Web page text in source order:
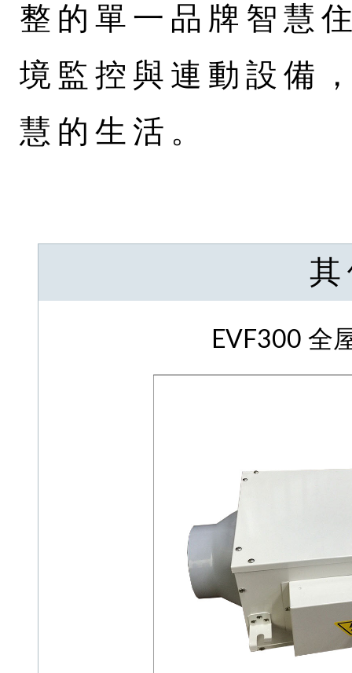
整的單一品牌智慧
境監控與連動設備
慧的生活。
EVF300 全